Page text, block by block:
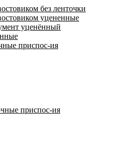
без ленточки
уцененные
уценённый
приспос-ия
приспос-ия